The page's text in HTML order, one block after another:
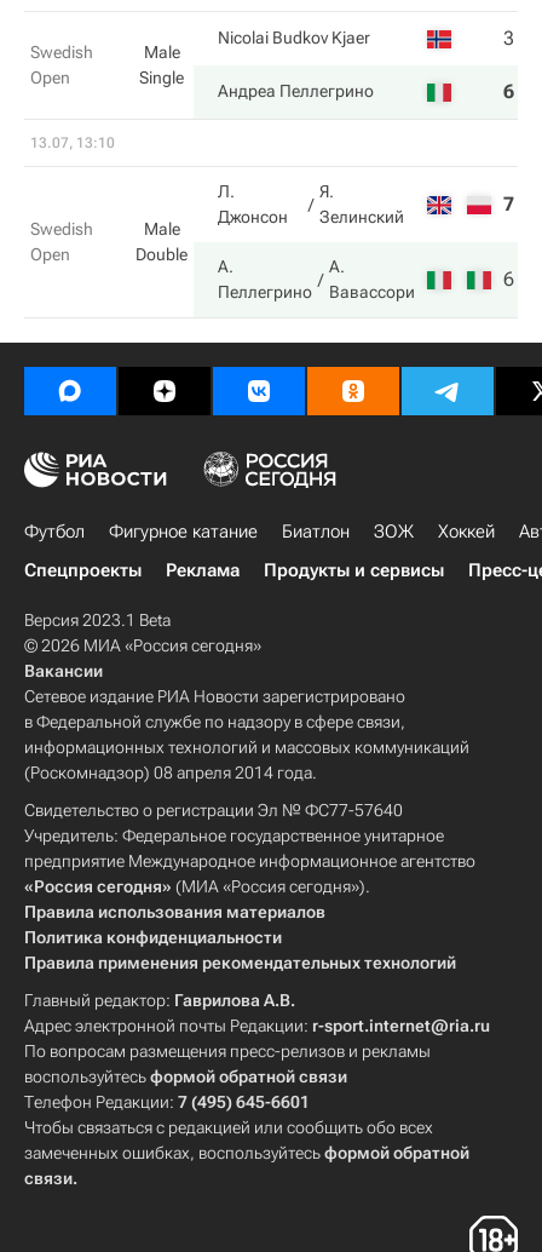
Swedish
Open
Male
Single
Nicolai Budkov Kjaer 3
Андреа Пеллегрино 6
13.07, 13:10
Swedish
Open
Male
Double
Л.
Джонсон
Я.
Зелинский
7
А.
Пеллегрино
А.
Вавассори
6
Футбол Фигурное катание Биатлон ЗОЖ Хоккей
Спецпроекты
Реклама Продукты и сервисы Пресс-
Версия 2023.1 Beta
© 2026 МИА «Россия сегодня»
Вакансии
Сетевое издание РИА Новости зарегистрировано
в Федеральной службе по надзору в сфере связи,
информационных технологий и массовых коммуникаций
(Роскомнадзор) 08 апреля 2014 года.
Свидетельство о регистрации Эл № ФС77-57640
Учредитель: Федеральное государственное унитарное
предприятие Международное информационное агентство
«Россия сегодня» (МИА «Россия сегодня»).
Правила использования материалов
Политика конфиденциальности
Правила применения рекомендательных технологий
Главный редактор: Гаврилова А.В.
Адрес электронной почты Редакции: r-sport.internet@ria.ru
По вопросам размещения пресс-релизов и рекламы
воспользуйтесьформой обратной связи
Телефон Редакции: 7 (495) 645-6601
Чтобы связаться с редакцией или сообщить обо всех
замеченных ошибках, воспользуйтесьформой обратной
связи.